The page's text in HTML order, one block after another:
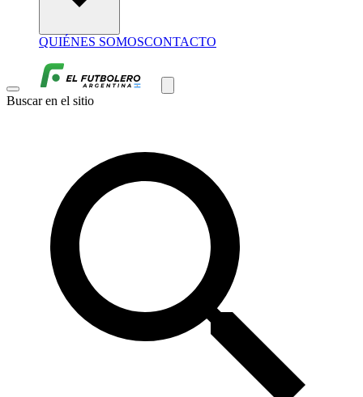
QUIÉNES SOMOSCONTACTO
Buscar en el sitio